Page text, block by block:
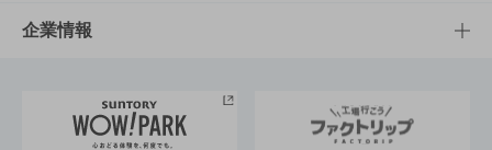
栄養成分一覧
工場見学
地域情報
サントリーホール
サントリーサンバーズ大阪
サステナビリティTOP
サントリーが考えるサステナビリティ経営
企業情報
企業概要